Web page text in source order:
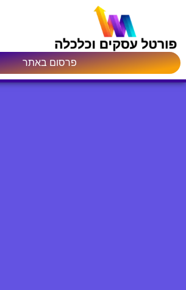
פרסום באתר